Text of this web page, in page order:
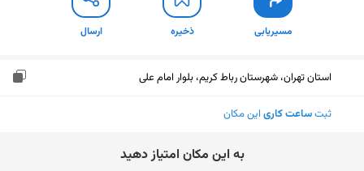
مسیریابی ذخیره ارسال
استان تهران، شهرستان رباط کریم، بلوار امام علی
ثبتساعت کاری این مکان
ﺑﻪ اﯾﻦ ﻣﮑﺎن اﻣﺘﯿﺎز دﻫﯿﺪ